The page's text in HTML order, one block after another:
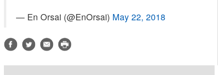
— En Orsai (@EnOrsai) May 22, 2018